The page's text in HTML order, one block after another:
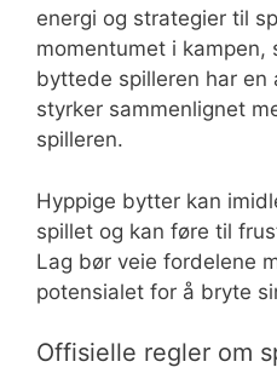
energi og strategier til
momentumet i kampen,
byttede spilleren har en
styrker sammenlignet
spilleren.
Hyppige bytter kan
spillet og kan føre til
Lag bør veie fordelene
potensialet for å bryte
Offisielle regler om